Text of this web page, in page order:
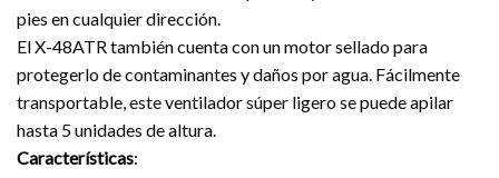
pies en cualquier dirección.
El X-48ATR también cuenta con un motor sellado para
protegerlo de contaminantes y daños por agua. Fácilmente
transportable, este ventilador súper ligero se puede apilar
hasta 5 unidades de altura.
Características: